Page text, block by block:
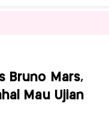
Bruno Mars,
Mau Ujian